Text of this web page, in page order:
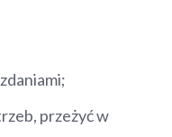
przeżyć w